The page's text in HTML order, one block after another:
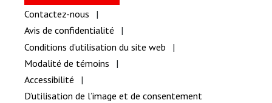
Contactez-nous
Avis de confidentialité
Conditions d’utilisation du site web
Modalité de témoins
Accessibilité
D’utilisation de l’image et de consentement